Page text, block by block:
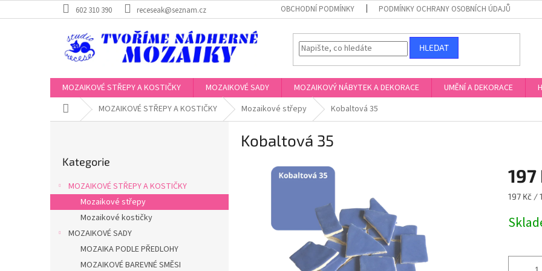
na
602 310 390 receseak@seznam.cz OBCHODNÍ PODMÍNKY PODMÍNKY OCHRANY OSOBNÍCH ÚDAJŮ
HLEDAT
MOZAIKOVÉ STŘEPY A KOSTIČKY MOZAIKOVÉ SADY MOZAIKOVÝ NÁBYTEK A DEKORACE UMĚNÍ A DEKORACE
Domů MOZAIKOVÉ STŘEPY A KOSTIČKY Mozaikové střepy Kobaltová 35
a
n
kategorie
Kategorie
MOZAIKOVÉ STŘEPY A KOSTIČKY
Mozaikové střepy
Mozaikové kostičky
MOZAIKOVÉ SADY
MOZAIKA PODLE PŘEDLOHY
MOZAIKOVÉ BAREVNÉ SMĚSI
Kobaltová 35
197
Měrná
197 Kč /